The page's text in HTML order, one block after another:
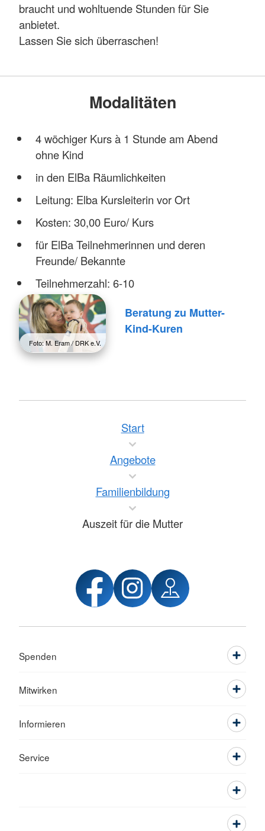
braucht und wohltuende Stunden für Sie
anbietet.
Lassen Sie sich überraschen!
Modalitäten
4 wöchiger Kurs à 1 Stunde am Abend
ohne Kind
in den ElBa Räumlichkeiten
Leitung: Elba Kursleiterin vor Ort
Kosten: 30,00 Euro/ Kurs
für ElBa Teilnehmerinnen und deren
Freunde/ Bekannte
Teilnehmerzahl: 6-10
Foto: M. Eram / DRK e.V.
Beratung zu Mutter-
Kind-Kuren
Start
Angebote
Familienbildung
Auszeit für die Mutter
Spenden
Mitwirken
Informieren
Service